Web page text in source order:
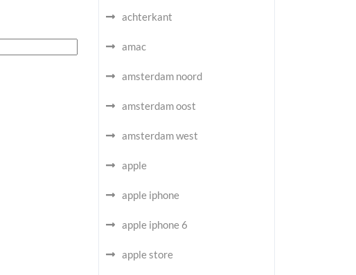
achterkant
amac
amsterdam noord
amsterdam oost
amsterdam west
apple
apple iphone
apple iphone 6
apple store